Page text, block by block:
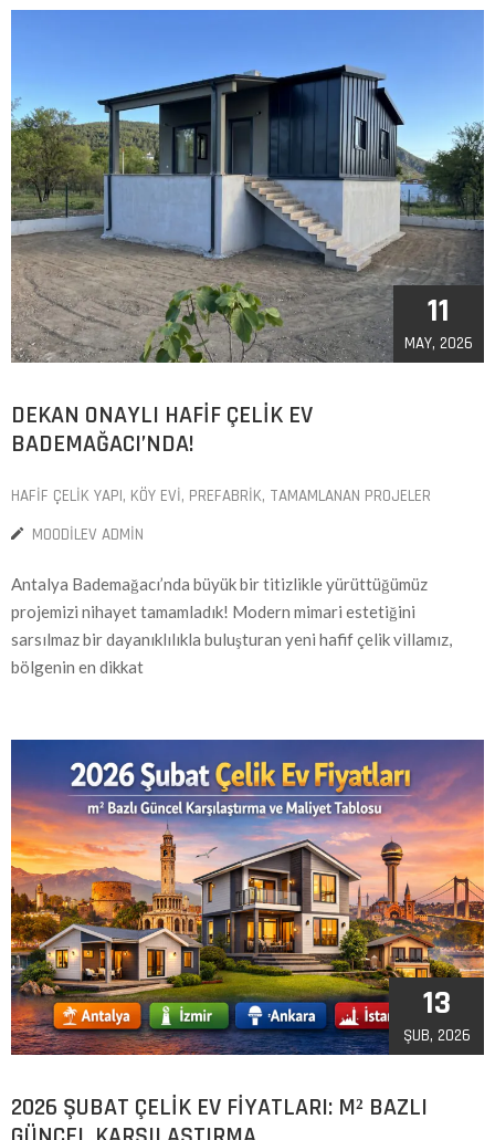
11
MAY, 2026
DEKAN ONAYLI HAFIF ÇELIK EV
BADEMAĞACI’NDA!
HAFIF ÇELIK YAPI‚ KÖY EVI‚ PREFABRIK‚ TAMAMLANAN PROJELER
MOODILEV ADMIN
Antalya Bademağacı’nda büyük bir titizlikle yürüttüğümüz
projemizi nihayet tamamladık! Modern mimari estetiğini
sarsılmaz bir dayanıklılıkla buluşturan yeni hafif çelik villamız,
bölgenin en dikkat
13
ŞUB, 2026
2026 ŞUBAT ÇELIK EV FIYATLARI: M² BAZLI